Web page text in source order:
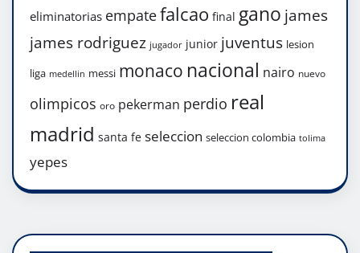
eliminatorias empatefalcao final gano james
james rodriguez jugador junior juventus lesion
liga medellin messi monaco nacional nairo nuevo
olimpicos oro pekerman perdio real
madrid santa fe seleccion seleccion colombia tolima
yepes